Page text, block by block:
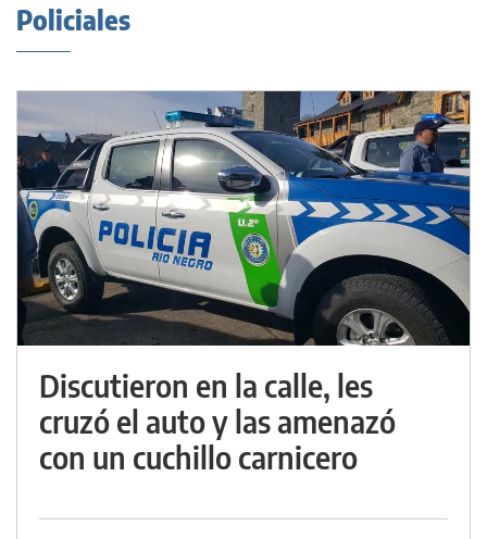
Policiales
Discutieron en la calle, les
cruzó el auto y las amenazó
con un cuchillo carnicero